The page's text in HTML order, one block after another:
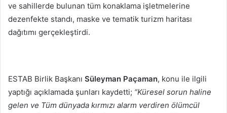
ve sahillerde bulunan tüm konaklama işletmelerine
dezenfekte standı, maske ve tematik turizm haritası
dağıtımı gerçekleştirdi.
ESTAB Birlik Başkanı Süleyman Paçaman, konu ile ilgili
yaptığı açıklamada şunları kaydetti; “Küresel sorun haline
gelen ve Tüm dünyada kırmızı alarm verdiren ölümcül